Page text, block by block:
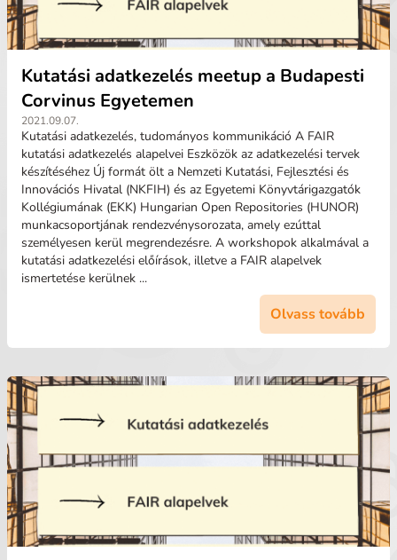
Kutatási adatkezelés meetup a Budapesti
Corvinus Egyetemen
2021.09.07.
Kutatási adatkezelés, tudományos kommunikáció A FAIR
kutatási adatkezelés alapelvei Eszközök az adatkezelési tervek
készítéséhez Új formát ölt a Nemzeti Kutatási, Fejlesztési és
Innovációs Hivatal (NKFIH) és az Egyetemi Könyvtárigazgatók
Kollégiumának (EKK) Hungarian Open Repositories (HUNOR)
munkacsoportjának rendezvénysorozata, amely ezúttal
személyesen kerül megrendezésre. A workshopok alkalmával a
kutatási adatkezelési előírások, illetve a FAIR alapelvek
ismertetése kerülnek ...
Olvass tovább